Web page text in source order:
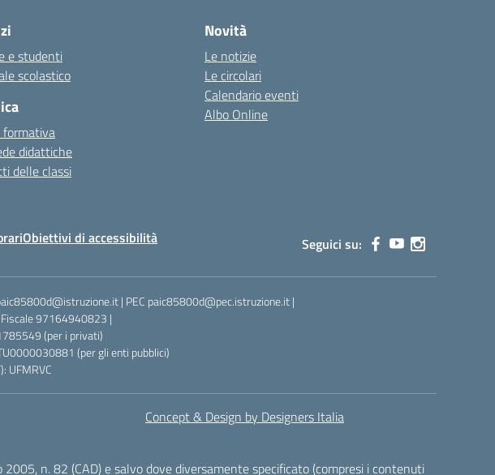
e studenti
scolastico
didattiche
delle classi
Novità
Le notizie
Le circolari
Calendario eventi
Albo Online
Obiettivi di accessibilità Seguici su:
| PEC paic85800d@pec.istruzione.it |
Fiscale 97164940823 |
(per i privati)
(per gli enti pubblici)
UFMRVC
Concept & Design by Designers Italia
n. 82 (CAD) e salvo dove diversamente specificato (compresi i contenuti